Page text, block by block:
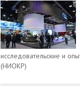
исследовательские и
(НИОКР)